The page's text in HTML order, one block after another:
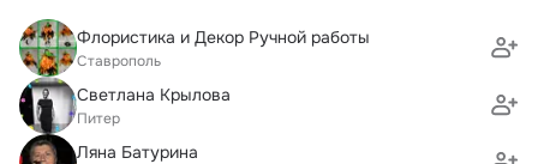
Флористика и Декор Ручной работы
Ставрополь
Светлана Крылова
Питер
Ляна Батурина